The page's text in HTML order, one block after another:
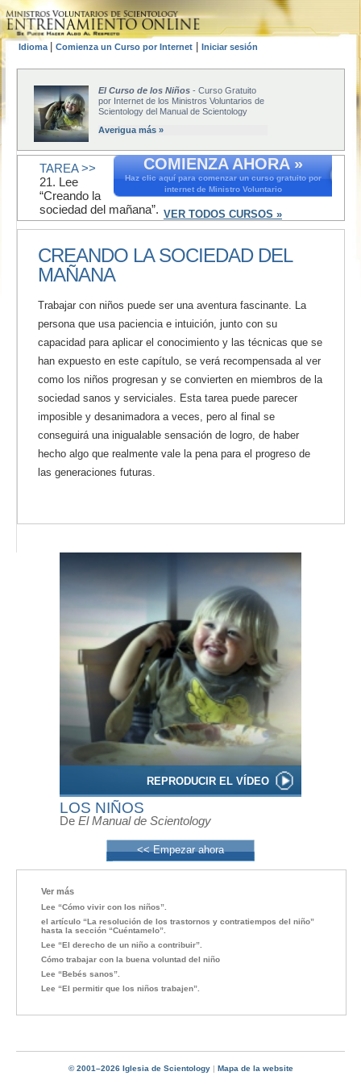
Idioma Comienza un Curso por Internet Iniciar sesión
REPRODUCIR EL VÍDEO
LOS NIÑOS
De El Manual de Scientology
<< Empezar ahora
El Curso de los Niños - Curso Gratuito
por Internet de los Ministros Voluntarios de
Scientology del Manual de Scientology
Averigua más »
COMIENZA AHORA »
Haz clic aquí para comenzar un curso gratuito por
internet de Ministro Voluntario
VER TODOS CURSOS »
TAREA >>
21. Lee
“Creando la
sociedad del mañana”.
CREANDO LA SOCIEDAD DEL
MAÑANA
Trabajar con niños puede ser una aventura fascinante. La
persona que usa paciencia e intuición, junto con su
capacidad para aplicar el conocimiento y las técnicas que se
han expuesto en este capítulo, se verá recompensada al ver
como los niños progresan y se convierten en miembros de la
sociedad sanos y serviciales. Esta tarea puede parecer
imposible y desanimadora a veces, pero al final se
conseguirá una inigualable sensación de logro, de haber
hecho algo que realmente vale la pena para el progreso de
las generaciones futuras.
Ver más
Lee “Cómo vivir con los niños”.
el artículo “La resolución de los trastornos y contratiempos del niño”
hasta la sección “Cuéntamelo”.
Lee “El derecho de un niño a contribuir”.
Cómo trabajar con la buena voluntad del niño
Lee “Bebés sanos”.
Lee “El permitir que los niños trabajen”.
© 2001–2026 Iglesia de Scientology| Mapa de la website